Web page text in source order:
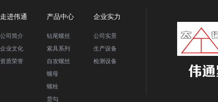
走进伟通
公司简介
企业文化
资质荣誉
产品中心
钻尾螺丝
索具系列
自攻螺丝
螺母
螺栓
货勾
企业实力
公司实景
生产设备
检测设备